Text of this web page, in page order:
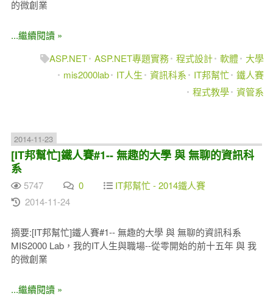
的微創業
...繼續閱讀 »
ASP.NET ASP.NET專題實務 程式設計 軟體
大學
mis2000lab
IT人生 資訊科系 IT邦幫忙 鐵人賽
程式教學 資管系
2014-11-23
[IT邦幫忙]鐵人賽#1-- 無趣的大學 與 無聊的資訊科
系
5747 0
IT邦幫忙 - 2014鐵人賽
2014-11-24
摘要:[IT邦幫忙]鐵人賽#1-- 無趣的大學 與 無聊的資訊科系
MIS2000 Lab，我的IT人生與職場--從零開始的前十五年 與 我
的微創業
...繼續閱讀 »